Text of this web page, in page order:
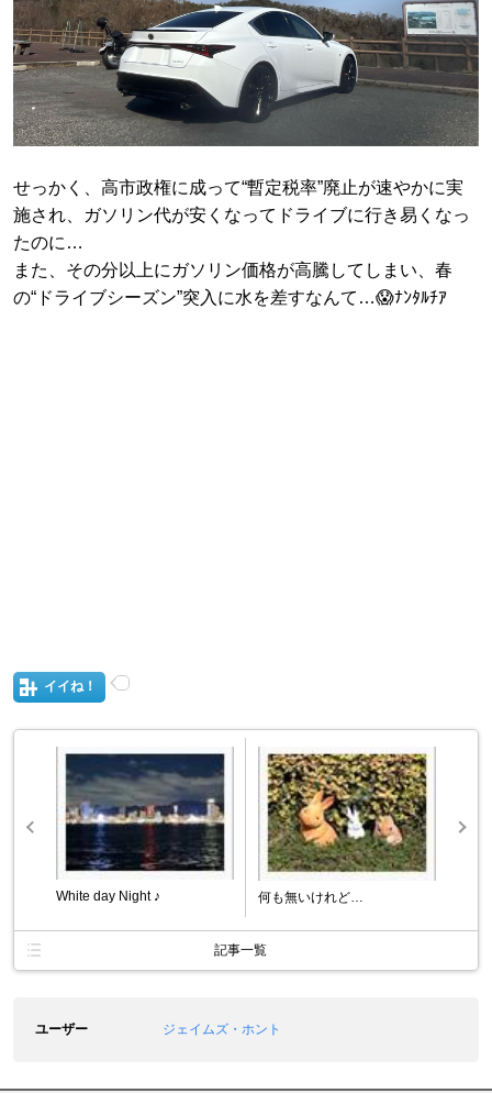
せっかく、高市政権に成って“暫定税率”廃止が速やかに実
施され、ガソリン代が安くなってドライブに行き易くなっ
たのに…
また、その分以上にガソリン価格が高騰してしまい、春
の“ドライブシーズン”突入に水を差すなんて…😱ﾅﾝﾀﾙﾁｱ
イイね！
White day Night ♪ 何も無いけれど…
記事一覧
ユーザー ジェイムズ・ホント